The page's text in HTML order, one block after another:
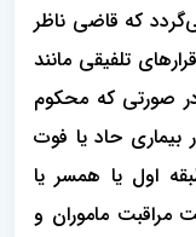
که قاضی ناظر
تلفیقی مانند
در صورتی که محکوم
بیماری حاد یا فوت
اول یا همسر یا
مراقبت ماموران و